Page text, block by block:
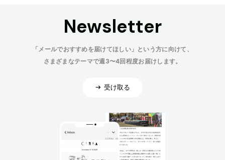
Newsletter
「メールでおすすめを届けてほしい」という方に向けて、
さまざまなテーマで週3〜4回程度お届けします。
受け取る